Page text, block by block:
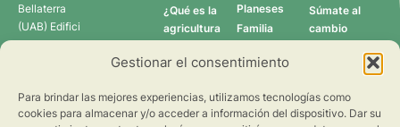
Gestionar el consentimiento
Para brindar las mejores experiencias, utilizamos tecnologías como
cookies para almacenar y/o acceder a información del dispositivo. Dar su
Bellaterra
(UAB) Edifici
C 08193
¿Qué es la
agricultura
Quién somos
Planeses
Familia
Verdcamp
Pomona
Fruits
Súmate al
cambio